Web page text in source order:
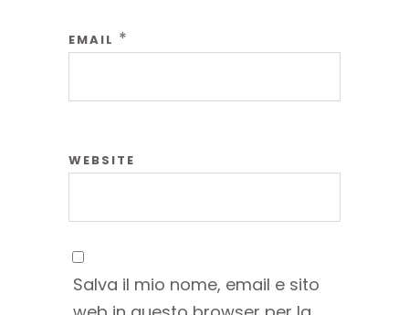
EMAIL *
WEBSITE
Salva il mio nome, email e sito